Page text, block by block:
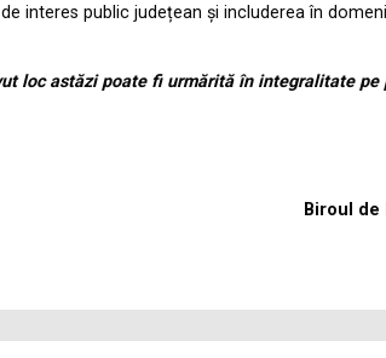
interes public județean și includerea în
loc astăzi poate fi urmărită în integralitate
Biroul